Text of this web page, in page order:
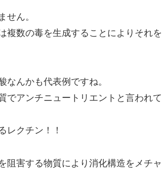
せん。
複数の毒を生成することによりそれ
なんかも代表例ですね。
でアンチニュートリエントと言われ
レクチン！！
阻害する物質により消化構造をメチ